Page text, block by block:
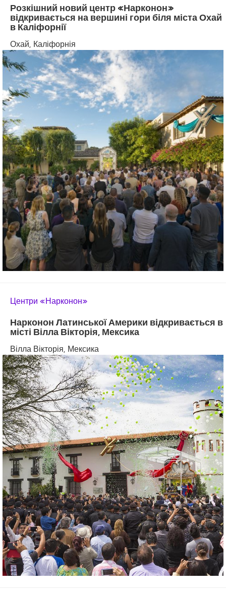
Розкішний новий центр «Нарконон»
відкривається на вершині гори біля міста Охай
в Каліфорнії
Охай, Каліфорнія
Центри «Нарконон»
Нарконон Латинської Америки відкривається в
місті Вілла Вікторія, Мексика
Вілла Вікторія, Мексика